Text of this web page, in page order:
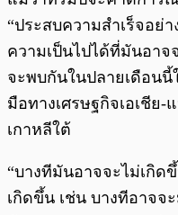
“ประสบความสำเร็จอย่
ความเป็นไปได้ที่มันอา
จะพบกันในปลายเดือน
มือทางเศรษฐกิจเอเชีย-
เกาหลีใต้
“บางทีมันอาจจะไม่เกิด
เกิดขึ้น เช่น บางทีอาจจ